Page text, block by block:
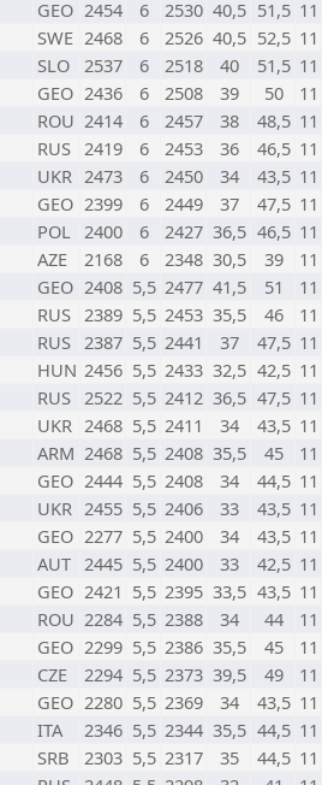
GEO 2454 6 2530 40,5 51,5 11
SWE 2468 6 2526 40,5 52,5 11
SLO 2537 6 2518 40 51,5 11
GEO 2436 6 2508 39 50 11
ROU 2414 6 2457 38 48,5 11
RUS 2419 6 2453 36 46,5 11
UKR 2473 6 2450 34 43,5 11
GEO 2399 6 2449 37 47,5 11
POL 2400 6 2427 36,5 46,5 11
AZE 2168 6 2348 30,5 39 11
GEO 2408 5,5 2477 41,5 51 11
RUS 2389 5,5 2453 35,5 46 11
RUS 2387 5,5 2441 37 47,5 11
HUN 2456 5,5 2433 32,5 42,5 11
RUS 2522 5,5 2412 36,5 47,5 11
UKR 2468 5,5 2411 34 43,5 11
ARM 2468 5,5 2408 35,5 45 11
GEO 2444 5,5 2408 34 44,5 11
UKR 2455 5,5 2406 33 43,5 11
GEO 2277 5,5 2400 34 43,5 11
AUT 2445 5,5 2400 33 42,5 11
GEO 2421 5,5 2395 33,5 43,5 11
ROU 2284 5,5 2388 34 44 11
GEO 2299 5,5 2386 35,5 45 11
CZE 2294 5,5 2373 39,5 49 11
GEO 2280 5,5 2369 34 43,5 11
ITA 2346 5,5 2344 35,5 44,5 11
SRB 2303 5,5 2317 35 44,5 11